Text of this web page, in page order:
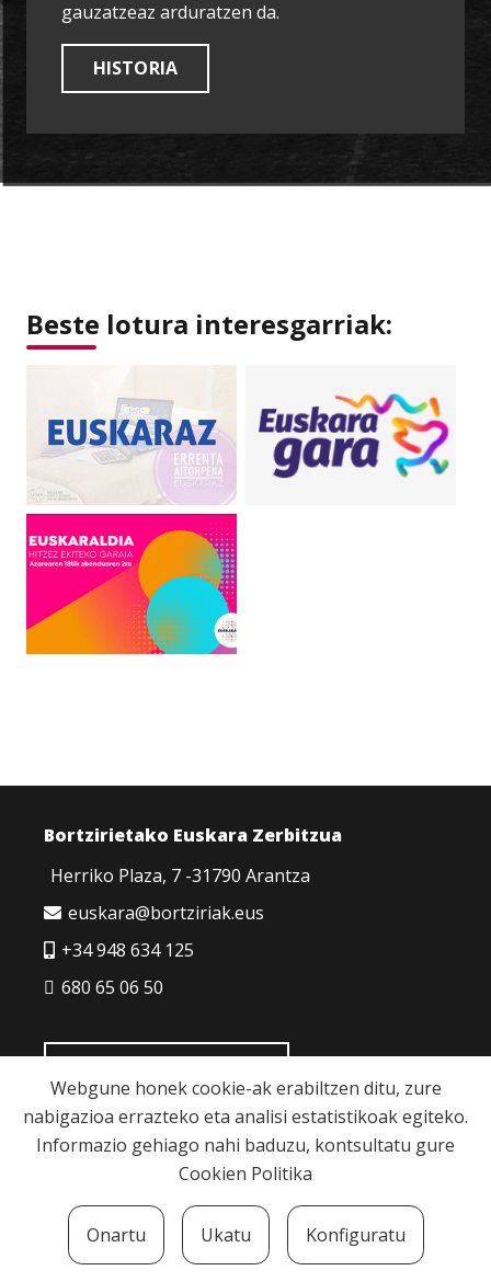
gauzatzeaz arduratzen da.
HISTORIA
Beste lotura interesgarriak:
Bortzirietako Euskara Zerbitzua
Herriko Plaza, 7 -31790 Arantza
euskara@bortziriak.eus
+34 948 634 125
680 65 06 50
Cookie politika | Pribatutasun politika |
Lege
oharra
Webgune honek cookie-ak erabiltzen ditu, zure
nabigazioa errazteko eta analisi estatistikoak egiteko.
Informazio gehiago nahi baduzu, kontsultatu gure
Cookien Politika
Onartu Ukatu Konfiguratu